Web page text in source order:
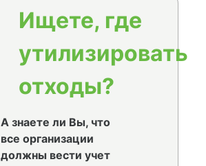
Ищете, где
утилизировать
отходы?
А знаете ли Вы, что
все организации
должны вести учет